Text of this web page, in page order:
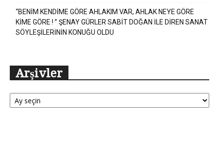
“BENİM KENDİME GÖRE AHLAKIM VAR, AHLAK NEYE GÖRE
KİME GÖRE ! ” ŞENAY GÜRLER SABİT DOĞAN İLE DİREN SANAT
SÖYLEŞİLERİNİN KONUĞU OLDU
Arşivler
Arşivler